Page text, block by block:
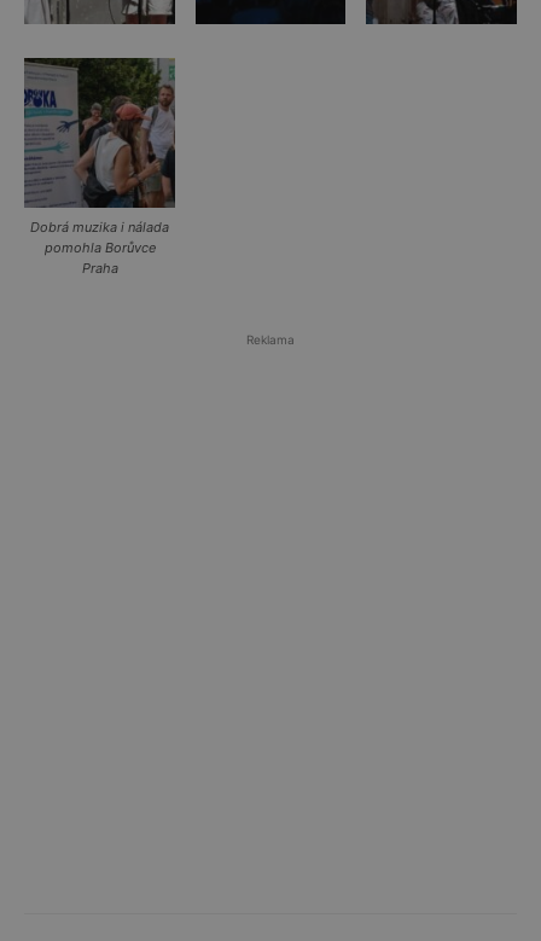
Dobrá muzika i nálada
pomohla Borůvce
Praha
Reklama